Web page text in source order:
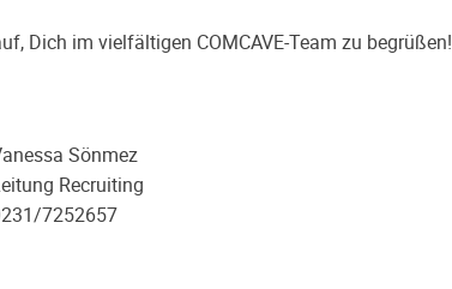
Dich im vielfältigen COMCAVE-Team zu begrüßen!
Sönmez
Recruiting
7252657